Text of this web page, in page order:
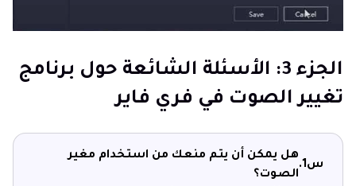
الجزء 3: الأسئلة الشائعة حول برنامج
تغيير الصوت في فري فاير
س1.
هل يمكن أن يتم منعك من استخدام مغير
الصوت؟